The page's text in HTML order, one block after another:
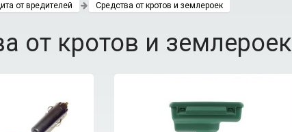
от вредителей Средства от кротов и землероек
от кротов и землероек